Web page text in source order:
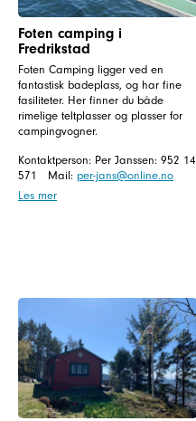
Foten camping i
Fredrikstad
Foten Camping ligger ved en
fantastisk badeplass, og har fine
fasiliteter. Her finner du både
rimelige teltplasser og plasser for
campingvogner.
Kontaktperson: Per Janssen: 952 14
571 Mail: per-jans@online.no
Les mer